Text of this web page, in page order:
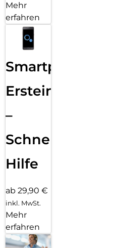
Mehr
erfahren
Smartphone
Ersteinrichtung
–
Schnelle
Hilfe
ab 29,90 €
inkl. MwSt.
Mehr
erfahren